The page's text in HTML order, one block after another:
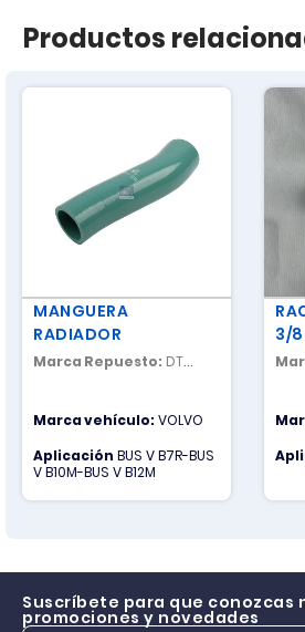
Productos
MANGUERA
RADIADOR
Marca Repuesto: DT
Marca vehículo:VOLVO
Aplicación BUS V B7R-BUS
V B10M-BUS V B12M
3/8
Suscríbete para que conozcas
promociones y novedades